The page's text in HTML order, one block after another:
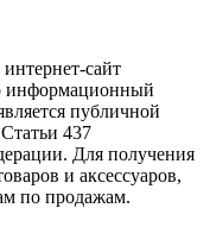
сайт
информационный
публичной
437
Для получения
и аксессуаров,
по продажам.